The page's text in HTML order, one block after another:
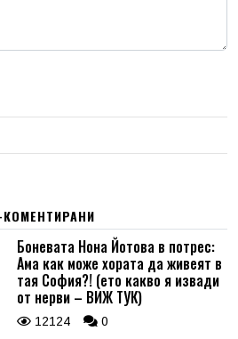
Боневата Нона Йотова в потрес:
Ама как може хората да живеят в
тая София?! (ето какво я извади
от нерви – ВИЖ ТУК)
12124 0